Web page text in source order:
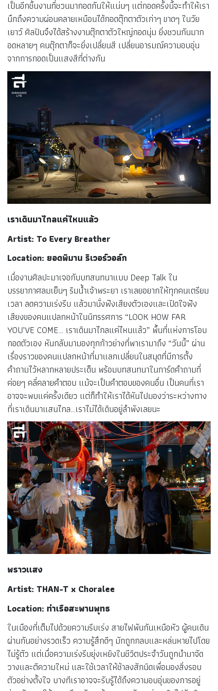
เป็นอีกชิ้นงานที่ชวนมากอดกันให้แน่นๆ แต่กอดครั้งนี้จะทำให้เรา
นึกถึงความผ่อนคลายเหมือนได้กอดตุ๊กตาตัวเก่าๆ ขาดๆ ในวัย
เยาว์ ศิลปินจึงได้สร้างงานตุ๊กตาตัวใหญ่กอดนุ่ม ยิ่งชวนกันมาก
อดหลายๆ คนตุ๊กตาก็จะยิ่งเปลี่ยนสี เปลี่ยนอารมณ์ความอบอุ่น
จากการกอดเป็นแสงสีที่ต่างกัน
เราเดินมาไกลแค่ไหนแล้ว
Artist: To Every Breather
Location: ยอดพิมาน ริเวอร์วอล์ก
เมื่องานศิลปะมาเจอกับบทสนทนาแบบ Deep Talk ใน
บรรยากาศลมเย็นๆ ริมน้ำเจ้าพระยา เราเลยอยากให้ทุกคนเตรียม
เวลา ลดความเร่งรีบ แล้วมานั่งฟังเสียงตัวเองและเปิดใจฟัง
เสียงของคนแปลกหน้าในนิทรรศการ “LOOK HOW FAR
YOU’VE COME… เราเดินมาไกลแค่ไหนแล้ว” พื้นที่แห่งการโอบ
กอดตัวเอง หันกลับมามองทุกก้าวย่างที่พาเรามาถึง “วันนี้” ผ่าน
เรื่องราวของคนแปลกหน้าที่มาแลกเปลี่ยนในสมุดที่มีการตั้ง
คำถามไว้หลากหลายประเด็น พร้อมบทสนทนาในการ์ดคำถามที่
ค่อยๆ คลี่คลายคำตอบ แม้จะเป็นคำตอบของคนอื่น เป็นคนที่เรา
อาจจะพบแค่ครั้งเดียว แต่ก็ทำให้เราได้หันไปมองว่าระหว่างทาง
ที่เราเดินมาแสนไกล…เราไม่ได้เดินอยู่ลำพังเลยนะ
พราวเเสง
Artist: THAN-T x Choralee
Location: ท่าเรือสะพานพุทธ
ในเมืองที่เต็มไปด้วยความรีบเร่ง สายไฟพันกันเหนือหัว ผู้คนเดิน
ผ่านกันอย่างรวดเร็ว ความรู้สึกดีๆ มักถูกกลบและหล่นหายไปโดย
ไม่รู้ตัว แต่เมื่อความเร่งรีบยุ่งเหยิงในชีวิตประจำวันถูกนำมาจัด
วางและตีความใหม่ และใช้เวลาให้ช้าลงสักนิดเพื่อมองสิ่งรอบ
ตัวอย่างตั้งใจ บางทีเราอาจจะรับรู้ได้ถึงความอบอุ่นของการอยู่